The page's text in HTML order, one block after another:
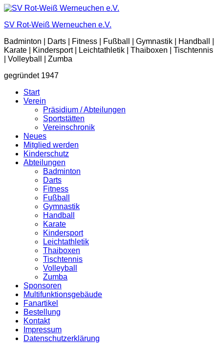
Zum
springen
SV Rot-Weiß Werneuchen e.V.
Badminton | Darts | Fitness | Fußball | Gymnastik | Handball |
Karate | Kindersport | Leichtathletik | Thaiboxen | Tischtennis
| Volleyball | Zumba
gegründet 1947
Start
Verein
Präsidium / Abteilungen
Sportstätten
Vereinschronik
Neues
Mitglied werden
Kinderschutz
Abteilungen
Badminton
Darts
Fitness
Fußball
Gymnastik
Handball
Karate
Kindersport
Leichtathletik
Thaiboxen
Tischtennis
Volleyball
Zumba
Sponsoren
Multifunktionsgebäude
Fanartikel
Bestellung
Kontakt
Impressum
Datenschutzerklärung